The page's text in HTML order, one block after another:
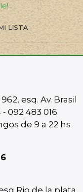
LISTA
esq. Av. Brasil
092 483 016
de 9 a 22 hs
Rio de la plata